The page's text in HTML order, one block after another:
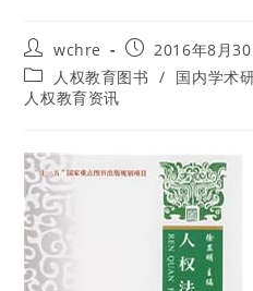
Post
author:
wchre
Post
published:
2016年8月30
Post
category:
人权教育图书 / 国内学术
人权教育资讯